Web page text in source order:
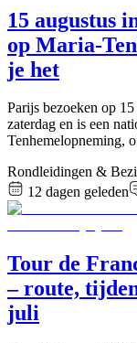
15 augustus
op Maria-
je het
Parijs bezoeken op
zaterdag en is een
Tenhemelopneming,
Rondleidingen &
12 dagen geleden
Tour de
– route,
juli